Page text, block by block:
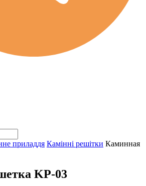
приладдя Камінні решітки Каминная
KP-03